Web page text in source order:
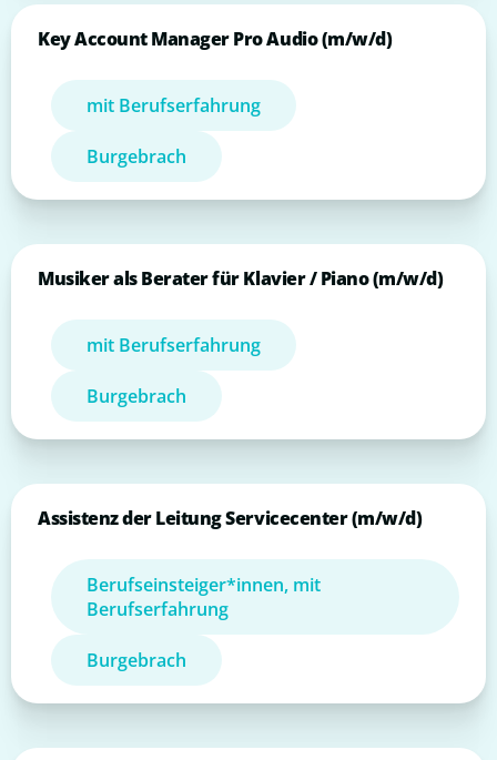
Key Account Manager Pro Audio (m/w/d)
mit Berufserfahrung
Burgebrach
Musiker als Berater für Klavier / Piano (m/w/d)
mit Berufserfahrung
Burgebrach
Assistenz der Leitung Servicecenter (m/w/d)
Berufseinsteiger*innen, mit
Berufserfahrung
Burgebrach